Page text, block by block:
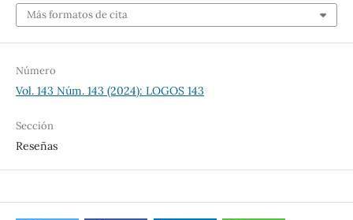
Más formatos de cita
Número
Vol. 143 Núm. 143 (2024): LOGOS 143
Sección
Reseñas